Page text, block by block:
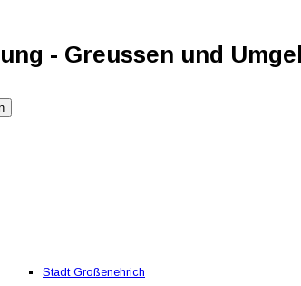
- Greussen und
Stadt Großenehrich